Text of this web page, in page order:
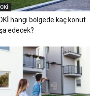
hangi bölgede kaç konut
edecek?